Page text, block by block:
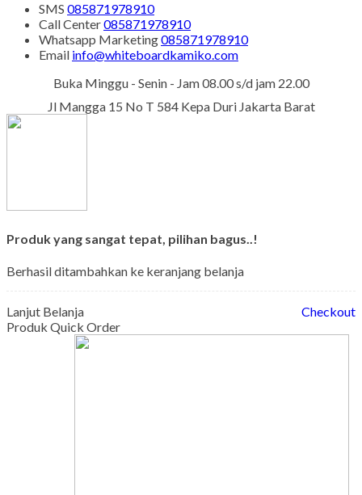
SMS 085871978910
Call Center085871978910
Whatsapp Marketing085871978910
Email info@whiteboardkamiko.com
Buka Minggu - Senin - Jam 08.00 s/d jam 22.00
Jl Mangga 15 No T 584 Kepa Duri Jakarta Barat
Produk yang sangat tepat, pilihan bagus..!
Berhasil ditambahkan ke keranjang belanja
Lanjut Belanja
Checkout
Produk Quick Order